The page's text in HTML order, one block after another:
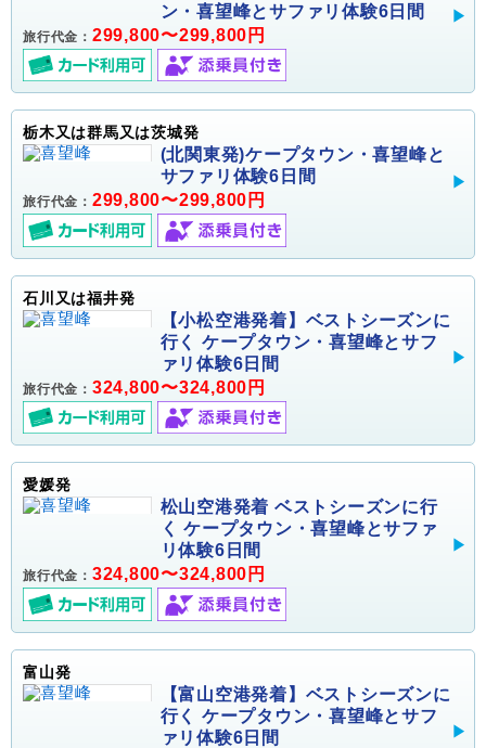
ン・喜望峰とサファリ体験6日間
旅行代金： 299,800〜299,800円
栃木又は群馬又は茨城発
(北関東発)ケープタウン・喜望峰と
サファリ体験6日間
旅行代金： 299,800〜299,800円
石川又は福井発
【小松空港発着】ベストシーズンに
行く ケープタウン・喜望峰とサフ
ァリ体験6日間
旅行代金： 324,800〜324,800円
愛媛発
松山空港発着 ベストシーズンに行
く ケープタウン・喜望峰とサファ
リ体験6日間
旅行代金： 324,800〜324,800円
富山発
【富山空港発着】ベストシーズンに
行く ケープタウン・喜望峰とサフ
ァリ体験6日間